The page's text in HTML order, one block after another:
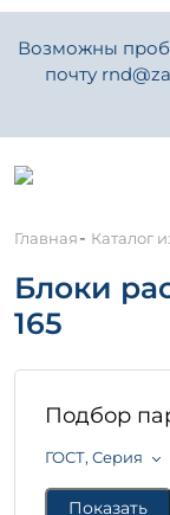
Возможны
почту
Главная- Каталог
Блоки
165
Подбор
ГОСТ, Серия